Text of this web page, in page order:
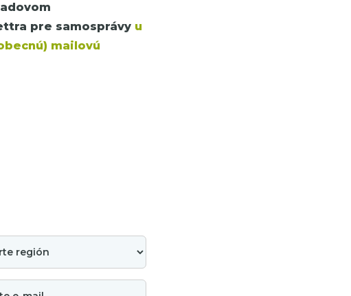
pre samosprávy u
mailovú